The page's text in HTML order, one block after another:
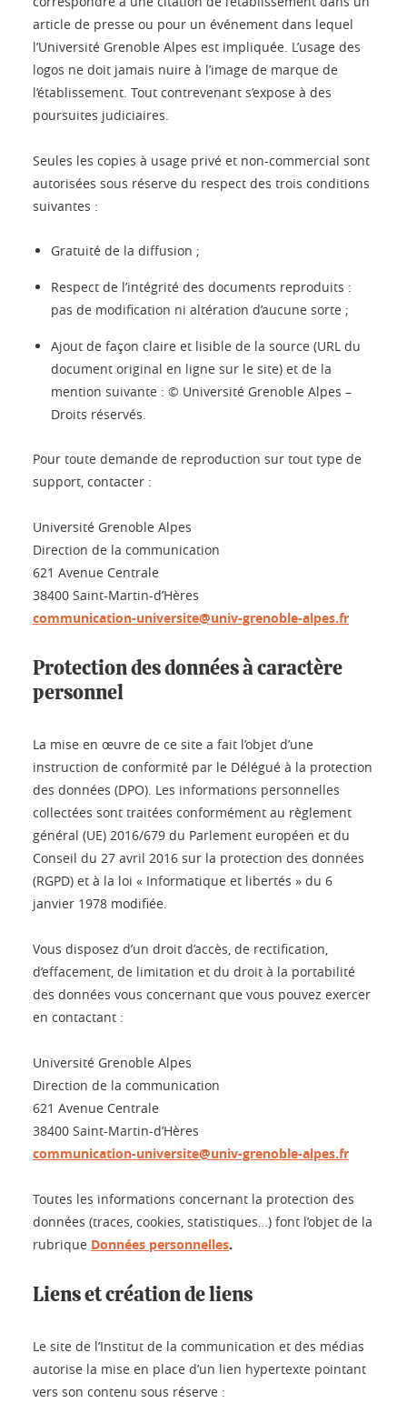
article de presse ou pour un événement dans lequel
l’Université Grenoble Alpes est impliquée. L’usage des
logos ne doit jamais nuire à l’image de marque de
l’établissement. Tout contrevenant s’expose à des
poursuites judiciaires.
Seules les copies à usage privé et non-commercial sont
autorisées sous réserve du respect des trois conditions
suivantes :
Gratuité de la diffusion ;
Respect de l’intégrité des documents reproduits :
pas de modification ni altération d’aucune sorte ;
Ajout de façon claire et lisible de la source (URL du
document original en ligne sur le site) et de la
mention suivante : © Université Grenoble Alpes –
Droits réservés.
Pour toute demande de reproduction sur tout type de
support, contacter :
Université Grenoble Alpes
Direction de la communication
621 Avenue Centrale
38400 Saint-Martin-d’Hères
communication-universite@univ-grenoble-alpes.fr
Protection des données à caractère
personnel
La mise en œuvre de ce site a fait l’objet d’une
instruction de conformité par le Délégué à la protection
des données (DPO). Les informations personnelles
collectées sont traitées conformément au règlement
général (UE) 2016/679 du Parlement européen et du
Conseil du 27 avril 2016 sur la protection des données
(RGPD) et à la loi « Informatique et libertés » du 6
janvier 1978 modifiée.
Vous disposez d’un droit d’accès, de rectification,
d’effacement, de limitation et du droit à la portabilité
des données vous concernant que vous pouvez exercer
en contactant :
Université Grenoble Alpes
Direction de la communication
621 Avenue Centrale
38400 Saint-Martin-d’Hères
communication-universite@univ-grenoble-alpes.fr
Toutes les informations concernant la protection des
données (traces, cookies, statistiques…) font l’objet de la
rubrique Données personnelles.
Liens et création de liens
Le site de l’Institut de la communication et des médias
autorise la mise en place d’un lien hypertexte pointant
vers son contenu sous réserve :